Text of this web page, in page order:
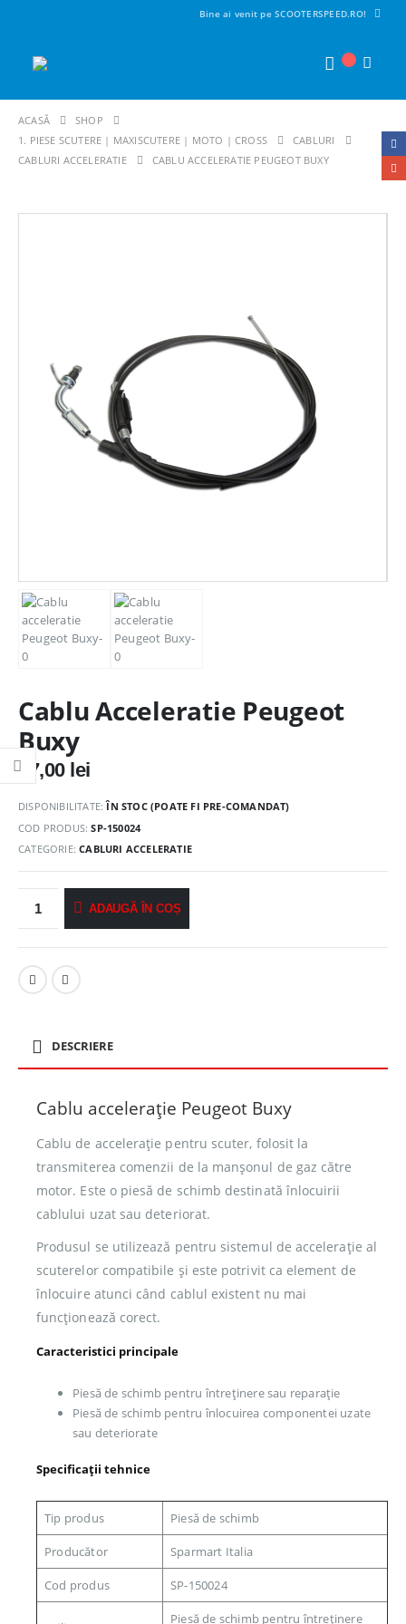
Bine ai venit pe SCOOTERSPEED.RO!
ACASĂ
SHOP
1. PIESE SCUTERE | MAXISCUTERE | MOTO | CROSS
CABLURI
CABLURI ACCELERATIE
CABLU ACCELERATIE PEUGEOT BUXY
Cablu Acceleratie Peugeot
Buxy
57,00 lei
DISPONIBILITATE:ÎN STOC (POATE FI PRE-COMANDAT)
COD PRODUS:SP-150024
CATEGORIE:CABLURI ACCELERATIE
ADAUGĂ ÎN COȘ
DESCRIERE
Cablu accelerație Peugeot Buxy
Cablu de accelerație pentru scuter, folosit la
transmiterea comenzii de la manșonul de gaz către
motor. Este o piesă de schimb destinată înlocuirii
cablului uzat sau deteriorat.
Produsul se utilizează pentru sistemul de accelerație al
scuterelor compatibile și este potrivit ca element de
înlocuire atunci când cablul existent nu mai
funcționează corect.
Caracteristici principale
Piesă de schimb pentru întreținere sau reparație
Piesă de schimb pentru înlocuirea componentei uzate
sau deteriorate
Specificații tehnice
Tip produs Piesă de schimb
Producător Sparmart Italia
Cod produs SP-150024
Piesă de schimb pentru întreținere